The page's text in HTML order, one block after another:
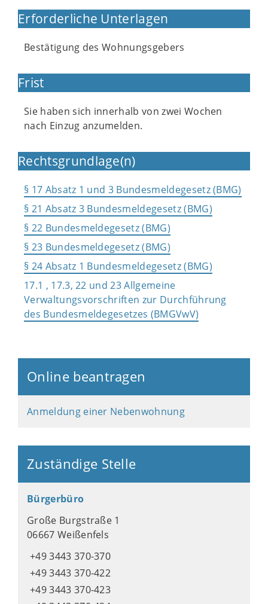
Erforderliche Unterlagen
Bestätigung des Wohnungsgebers
Frist
Sie haben sich innerhalb von zwei Wochen
nach Einzug anzumelden.
Rechtsgrundlage(n)
§ 17 Absatz 1 und 3 Bundesmeldegesetz (BMG)
§ 21 Absatz 3 Bundesmeldegesetz (BMG)
§ 22 Bundesmeldegesetz (BMG)
§ 23 Bundesmeldegesetz (BMG)
§ 24 Absatz 1 Bundesmeldegesetz (BMG)
17.1 , 17.3, 22 und 23 Allgemeine
Verwaltungsvorschriften zur Durchführung
des Bundesmeldegesetzes (BMGVwV)
Online beantragen
Anmeldung einer Nebenwohnung
Zuständige Stelle
Bürgerbüro
Große Burgstraße 1
06667 Weißenfels
+49 3443 370-370
+49 3443 370-422
+49 3443 370-423